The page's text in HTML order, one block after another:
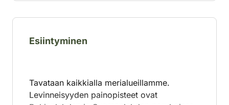
Esiintyminen
Tavataan kaikkialla merialueillamme.
Levinneisyyden painopisteet ovat